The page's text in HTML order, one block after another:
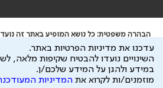
הבהרה משפטית: כל נושא המופיע באתר זה נועד
ייעוץ רפואי או משפטי. אין הר"י אחראית
שעלול להיגרם.
ידוע לי שהר"י אוספת ושומרת מידע אישי לצורך
להיות מועבר לצדדים שלישיים, הכל בכפוף ל
עדכנו את מדיניות הפרטיות באתר.
השינויים נועדו להבטיח שקיפות מלאה,
במידע ולהגן על המידע שלכם/ן.
מוזמנים/ות לקרוא את המדיניות